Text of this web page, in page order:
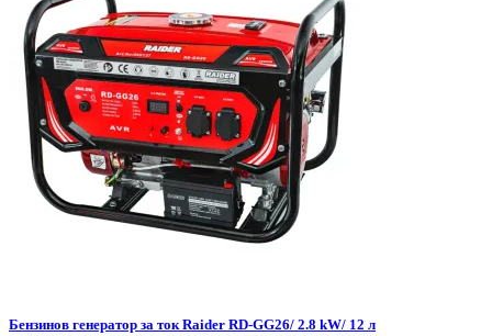
Бензинов генератор за ток Raider RD-GG26/ 2.8 kW/ 12 л